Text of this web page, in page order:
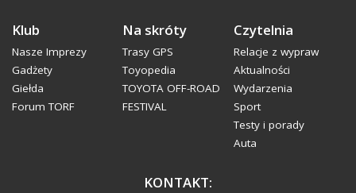
Klub
Nasze Imprezy
Gadżety
Giełda
Forum TORF
Na skróty
Trasy GPS
Toyopedia
TOYOTA OFF-ROAD
FESTIVAL
Czytelnia
Relacje z wypraw
Aktualności
Wydarzenia
Sport
Testy i porady
Auta
KONTAKT: